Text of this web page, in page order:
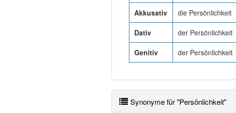
Akkusativ die Persönlichkeit
Dativ der Persönlichkeit
Genitiv der Persönlichkeit
Synonyme für "Persönlichkeit"